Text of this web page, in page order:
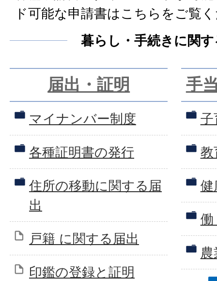
ド可能な申請書はこちらをご覧
暮らし・手続きに関
届出・証明
マイナンバー制度
各種証明書の発行
住所の移動に関する届
出
戸籍 に関する届出
印鑑の登録と証明
手
子
教
健
働